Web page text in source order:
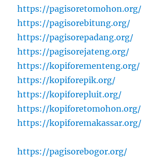
https://pagisoretomohon.org/
https://pagisorebitung.org/
https://pagisorepadang.org/
https://pagisorejateng.org/
https://kopiforementeng.org/
https://kopiforepik.org/
https://kopiforepluit.org/
https://kopiforetomohon.org/
https://kopiforemakassar.org/
https://pagisorebogor.org/